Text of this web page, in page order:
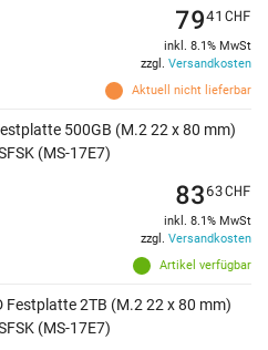
Aktuell nicht lieferbar
7941 CHF
inkl. 8.1% MwSt
zzgl. Versandkosten
500GB (M.2 22 x 80 mm)
(MS-17E7)
Artikel verfügbar
8363CHF
inkl. 8.1% MwSt
zzgl. Versandkosten
Festplatte 2TB (M.2 22 x 80 mm)
(MS-17E7)